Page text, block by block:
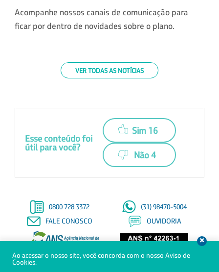
Acompanhe nossos canais de comunicação para
ficar por dentro de novidades sobre o plano.
VER TODAS AS NOTÍCIAS
Esse conteúdo foi
útil para você?
Sim 16
Não 4
0800 728 3372
(31) 98470-5004
FALE CONOSCO
OUVIDORIA
© Copyright 2021 - Todos os direitos reservados à Saúde Petrobras
Ao acessar o nosso site, você concorda com o nosso Aviso de
Cookies.